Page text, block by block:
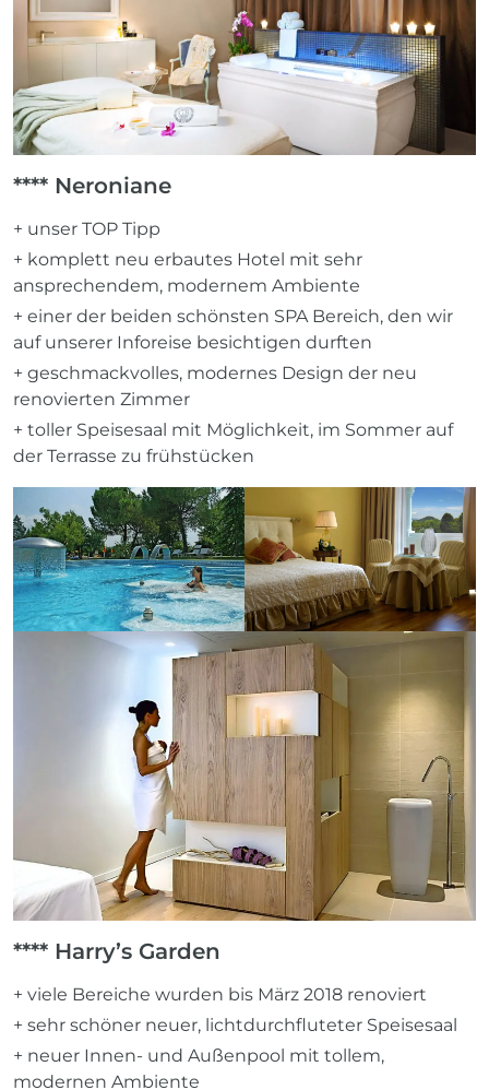
**** Neroniane
+ unser TOP Tipp
+ komplett neu erbautes Hotel mit sehr
ansprechendem, modernem Ambiente
+ einer der beiden schönsten SPA Bereich, den wir
auf unserer Inforeise besichtigen durften
+ geschmackvolles, modernes Design der neu
renovierten Zimmer
+ toller Speisesaal mit Möglichkeit, im Sommer auf
der Terrasse zu frühstücken
**** Harry’s Garden
+ viele Bereiche wurden bis März 2018 renoviert
+ sehr schöner neuer, lichtdurchfluteter Speisesaal
+ neuer Innen- und Außenpool mit tollem,
modernen Ambiente